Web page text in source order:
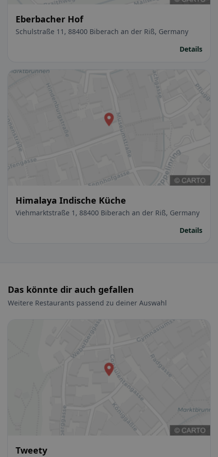
Eberbacher Hof
Schulstraße 11, 88400 Biberach an der Riß, Germany
Details
Himalaya Indische Küche
Viehmarktstraße 1, 88400 Biberach an der Riß, Germany
Details
Das könnte dir auch gefallen
Weitere Restaurants passend zu deiner Auswahl
Tweety